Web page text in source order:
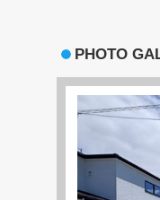
PHOTO